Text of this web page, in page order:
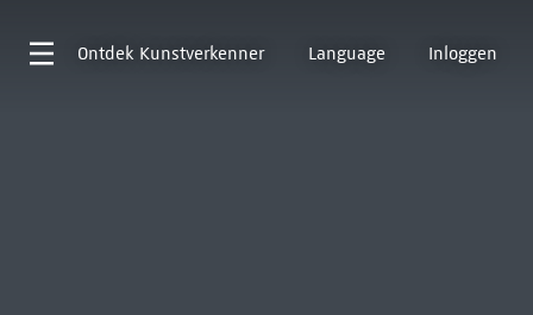
Ontdek Kunstverkenner Language Inloggen